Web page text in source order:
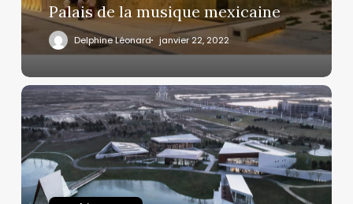
Palais de la musique mexicaine
Delphine Léonard janvier 22, 2022